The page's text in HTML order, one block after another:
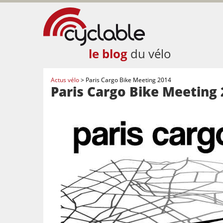
le blog du vélo
Actus vélo> Paris Cargo Bike Meeting 2014
Paris Cargo Bike Meeting